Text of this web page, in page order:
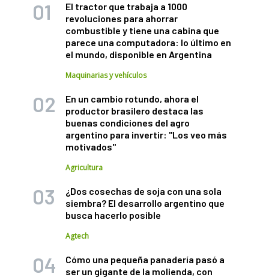
El tractor que trabaja a 1000
revoluciones para ahorrar
combustible y tiene una cabina que
parece una computadora: lo último en
el mundo, disponible en Argentina
Maquinarias y vehículos
En un cambio rotundo, ahora el
productor brasilero destaca las
buenas condiciones del agro
argentino para invertir: "Los veo más
motivados"
Agricultura
¿Dos cosechas de soja con una sola
siembra? El desarrollo argentino que
busca hacerlo posible
Agtech
Cómo una pequeña panadería pasó a
ser un gigante de la molienda, con